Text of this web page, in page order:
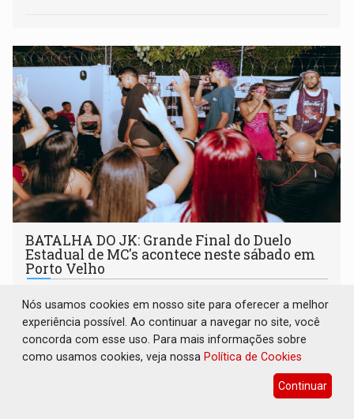
BATALHA DO JK: Grande Final do Duelo
Estadual de MC's acontece neste sábado em
Porto Velho
Competição define o representante de Rondônia no Duelo
Nacional de MC's e será realizada pela primeira vez na
Praça CEU das Artes
Nós usamos cookies em nosso site para oferecer a melhor
experiência possível. Ao continuar a navegar no site, você
concorda com esse uso. Para mais informações sobre
como usamos cookies, veja nossa Política de Cookies
Continuar